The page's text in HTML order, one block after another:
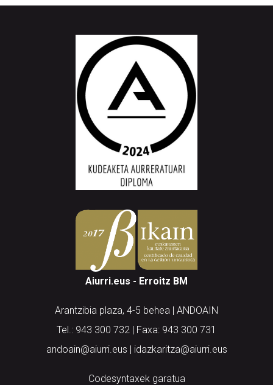
Aiurri.eus - Erroitz BM
Arantzibia plaza, 4-5 behea | ANDOAIN
Tel.: 943 300 732 | Faxa: 943 300 731
andoain@aiurri.eus | idazkaritza@aiurri.eus
Codesyntaxek garatua